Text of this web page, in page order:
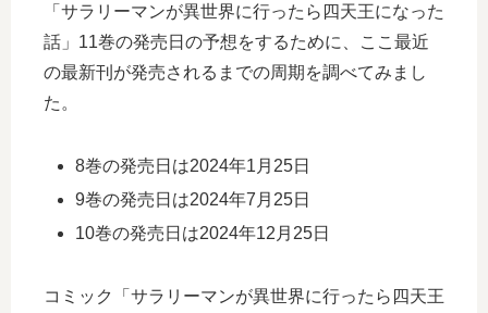
「サラリーマンが異世界に行ったら四天王になった
話」11巻の発売日の予想をするために、ここ最近
の最新刊が発売されるまでの周期を調べてみまし
た。
8巻の発売日は2024年1月25日
9巻の発売日は2024年7月25日
10巻の発売日は2024年12月25日
コミック「サラリーマンが異世界に行ったら四天王